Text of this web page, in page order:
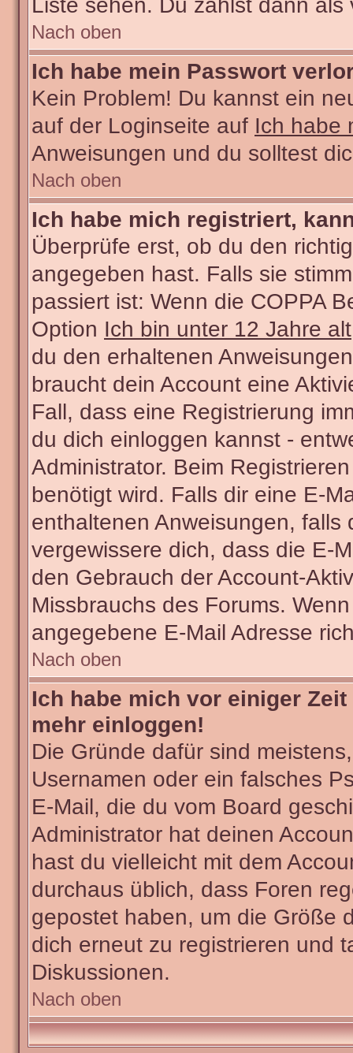
Nach oben
Ich habe mein Passwort
Kein Problem! Du kannst ein
auf der Loginseite auf Ich habe
Anweisungen und du solltest
Nach oben
Ich habe mich registriert,
Überprüfe erst, ob du den
angegeben hast. Falls sie
passiert ist: Wenn die COPPA
Option Ich bin unter 12 Jahre alt
du den erhaltenen
braucht dein Account eine
Fall, dass eine Registrierung
du dich einloggen kannst -
Administrator. Beim
benötigt wird. Falls dir eine E-
enthaltenen Anweisungen,
vergewissere dich, dass die E-
den Gebrauch der Account-
Missbrauchs des Forums.
angegebene E-Mail Adresse
Nach oben
Ich habe mich vor einiger
mehr einloggen!
Die Gründe dafür sind
Usernamen oder ein falsches
E-Mail, die du vom Board
Administrator hat deinen
hast du vielleicht mit dem
durchaus üblich, dass Foren
gepostet haben, um die Größe
dich erneut zu registrieren und
Diskussionen.
Nach oben